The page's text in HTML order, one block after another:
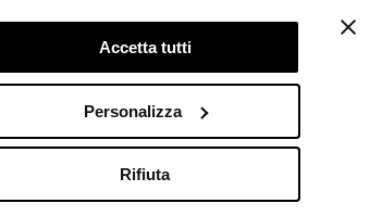
Accetta tutti
Personalizza
Rifiuta